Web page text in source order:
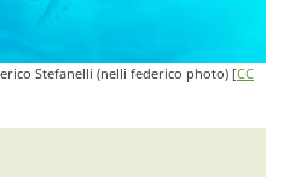
Stefanelli (nelli federico photo) [CC